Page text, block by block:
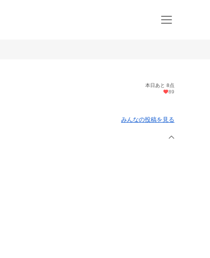
本日あと 8点
89
みんなの投稿を見る